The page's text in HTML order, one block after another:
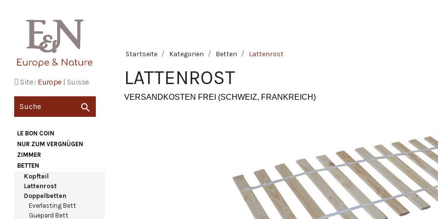
Site : Europe| Suisse

LE BON COIN
NUR ZUM VERGNÜGEN
ZIMMER
BETTEN
Kopfteil
Lattenrost
Doppelbetten
Everlasting Bett
Guepard Bett
Startseite Kategorien Betten Lattenrost
LATTENROST
VERSANDKOSTEN FREI (SCHWEIZ, FRANKREICH)